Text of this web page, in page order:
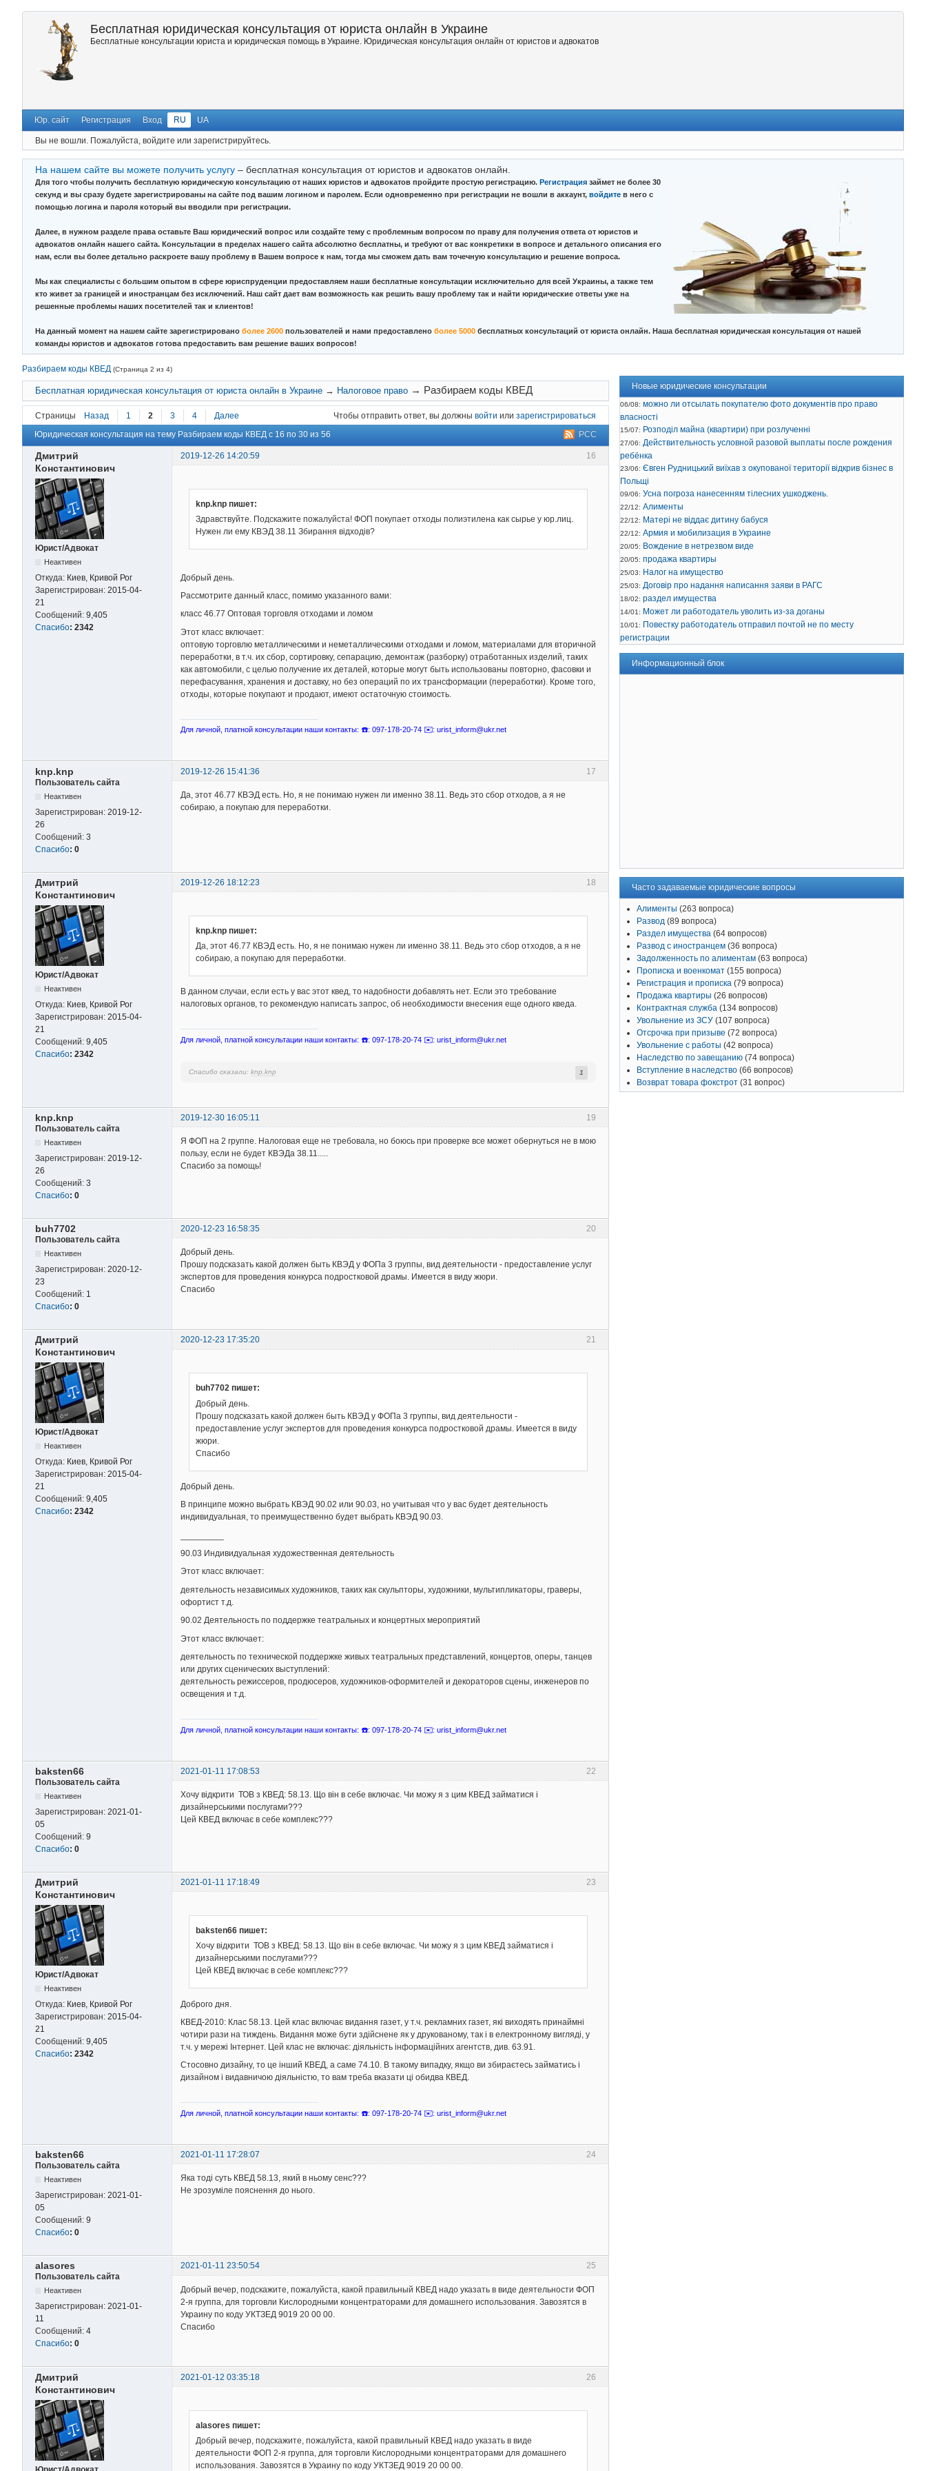
Бесплатная юридическая консультация от юриста онлайн в Украине
Бесплатные консультации юриста и юридическая помощь в Украине. Юридическая консультация онлайн от юристов и адвокатов
Юр. сайт Регистрация Вход RU UA
Вы не вошли. Пожалуйста, войдите или зарегистрируйтесь.
На нашем сайте вы можете получить услугу – бесплатная консультация от юристов и адвокатов онлайн.
Для того чтобы получить бесплатную юридическую консультацию от наших юристов и адвокатов пройдите простую регистрацию. Регистрация займет не более 30
секунд и вы сразу будете зарегистрированы на сайте под вашим логином и паролем. Если одновременно при регистрации не вошли в аккаунт, войдите в него с
помощью логина и пароля который вы вводили при регистрации.
Далее, в нужном разделе права оставьте Ваш юридический вопрос или создайте тему с проблемным вопросом по праву для получения ответа от юристов и
адвокатов онлайн нашего сайта. Консультации в пределах нашего сайта абсолютно бесплатны, и требуют от вас конкретики в вопросе и детального описания его
нам, если вы более детально раскроете вашу проблему в Вашем вопросе к нам, тогда мы сможем дать вам точечную консультацию и решение вопроса.
Мы как специалисты с большим опытом в сфере юриспруденции предоставляем наши бесплатные консультации исключительно для всей Украины, а также тем
кто живет за границей и иностранцам без исключений. Наш сайт дает вам возможность как решить вашу проблему так и найти юридические ответы уже на
решенные проблемы наших посетителей так и клиентов!
На данный момент на нашем сайте зарегистрировано более 2600 пользователей и нами предоставлено более 5000 бесплатных консультаций от юриста онлайн. Наша бесплатная юридическая консультация от нашей
команды юристов и адвокатов готова предоставить вам решение ваших вопросов!
Разбираем коды КВЕД (Страница 2 из 4)
Страницы Назад 1 2 3 4 Далее Чтобы отправить ответ, вы должнывойти илизарегистрироваться
РСС
Юридическая консультация на тему Разбираем коды КВЕД с 16 по 30 из 56
16
Дмитрий
Константинович
2019-12-26 14:20:59
Юрист/Адвокат
Неактивен
Откуда: Киев, Кривой Рог
Зарегистрирован: 2015-04-
21
Сообщений: 9,405
Спасибо: 2342
knp.knp пишет:
Здравствуйте. Подскажите пожалуйста! ФОП покупает отходы полиэтилена как сырье у юр.лиц.
Нужен ли ему КВЭД 38.11 Збирання відходів?
Добрый день.
Рассмотрите данный класс, помимо указанного вами:
класс 46.77 Оптовая торговля отходами и ломом
Этот класс включает:
оптовую торговлю металлическими и неметаллическими отходами и ломом, материалами для вторичной
переработки, в т.ч. их сбор, сортировку, сепарацию, демонтаж (разборку) отработанных изделий, таких
как автомобили, с целью получение их деталей, которые могут быть использованы повторно, фасовки и
перефасування, хранения и доставку, но без операций по их трансформации (переработки). Кроме того,
отходы, которые покупают и продают, имеют остаточную стоимость.
Для личной, платной консультации наши контакты: ☎️: 097-178-20-74 ✉️: urist_inform@ukr.net
17
knp.knp
2019-12-26 15:41:36
Пользователь сайта
Неактивен
Зарегистрирован: 2019-12-
26
Сообщений: 3
Спасибо: 0
Да, этот 46.77 КВЭД есть. Но, я не понимаю нужен ли именно 38.11. Ведь это сбор отходов, а я не
собираю, а покупаю для переработки.
18
Дмитрий
Константинович
2019-12-26 18:12:23
Юрист/Адвокат
Неактивен
Откуда: Киев, Кривой Рог
Зарегистрирован: 2015-04-
21
Сообщений: 9,405
Спасибо: 2342
knp.knp пишет:
Да, этот 46.77 КВЭД есть. Но, я не понимаю нужен ли именно 38.11. Ведь это сбор отходов, а я не
собираю, а покупаю для переработки.
В данном случаи, если есть у вас этот квед, то надобности добавлять нет. Если это требование
налоговых органов, то рекомендую написать запрос, об необходимости внесения еще одного кведа.
Для личной, платной консультации наши контакты: ☎️: 097-178-20-74 ✉️: urist_inform@ukr.net
Спасибо сказали: knp.knp 1
19
knp.knp
2019-12-30 16:05:11
Пользователь сайта
Неактивен
Зарегистрирован: 2019-12-
26
Сообщений: 3
Спасибо: 0
Я ФОП на 2 группе. Налоговая еще не требовала, но боюсь при проверке все может обернуться не в мою
пользу, если не будет КВЭДа 38.11.....
Спасибо за помощь!
20
buh7702
2020-12-23 16:58:35
Пользователь сайта
Неактивен
Зарегистрирован: 2020-12-
23
Сообщений: 1
Спасибо: 0
Добрый день.
Прошу подсказать какой должен быть КВЭД у ФОПа 3 группы, вид деятельности - предоставление услуг
экспертов для проведения конкурса подростковой драмы. Имеется в виду жюри.
Спасибо
21
Дмитрий
Константинович
2020-12-23 17:35:20
Юрист/Адвокат
Неактивен
Откуда: Киев, Кривой Рог
Зарегистрирован: 2015-04-
21
Сообщений: 9,405
Спасибо: 2342
buh7702 пишет:
Добрый день.
Прошу подсказать какой должен быть КВЭД у ФОПа 3 группы, вид деятельности -
предоставление услуг экспертов для проведения конкурса подростковой драмы. Имеется в виду
жюри.
Спасибо
Добрый день.
В принципе можно выбрать КВЭД 90.02 или 90.03, но учитывая что у вас будет деятельность
индивидуальная, то преимущественно будет выбрать КВЭД 90.03.
90.03 Индивидуальная художественная деятельность
Этот класс включает:
деятельность независимых художников, таких как скульпторы, художники, мультипликаторы, граверы,
офортист т.д.
90.02 Деятельность по поддержке театральных и концертных мероприятий
Этот класс включает:
деятельность по технической поддержке живых театральных представлений, концертов, оперы, танцев
или других сценических выступлений:
деятельность режиссеров, продюсеров, художников-оформителей и декораторов сцены, инженеров по
освещения и т.д.
Для личной, платной консультации наши контакты: ☎️: 097-178-20-74 ✉️: urist_inform@ukr.net
22
baksten66
2021-01-11 17:08:53
Пользователь сайта
Неактивен
Зарегистрирован: 2021-01-
05
Сообщений: 9
Спасибо: 0
Хочу відкрити ТОВ з КВЕД: 58.13. Що він в себе включає. Чи можу я з цим КВЕД займатися і
дизайнерськими послугами???
Цей КВЕД включає в себе комплекс???
23
Дмитрий
Константинович
2021-01-11 17:18:49
Юрист/Адвокат
Неактивен
Откуда: Киев, Кривой Рог
Зарегистрирован: 2015-04-
21
Сообщений: 9,405
Спасибо: 2342
baksten66 пишет:
Хочу відкрити ТОВ з КВЕД: 58.13. Що він в себе включає. Чи можу я з цим КВЕД займатися і
дизайнерськими послугами???
Цей КВЕД включає в себе комплекс???
Доброго дня.
КВЕД-2010: Клас 58.13. Цей клас включає видання газет, у т.ч. рекламних газет, які виходять принаймні
чотири рази на тиждень. Видання може бути здійснене як у друкованому, так і в електронному вигляді, у
т.ч. у мережі Інтернет. Цей клас не включає: діяльність інформаційних агентств, див. 63.91.
Стосовно дизайну, то це інший КВЕД, а саме 74.10. В такому випадку, якщо ви збираєтесь займатись і
дизайном і видавничою діяльністю, то вам треба вказати ці обидва КВЕД.
Для личной, платной консультации наши контакты: ☎️: 097-178-20-74 ✉️: urist_inform@ukr.net
24
baksten66
2021-01-11 17:28:07
Пользователь сайта
Неактивен
Зарегистрирован: 2021-01-
05
Сообщений: 9
Спасибо: 0
Яка тоді суть КВЕД 58.13, який в ньому сенс???
Не зрозуміле пояснення до нього.
25
alasores
2021-01-11 23:50:54
Пользователь сайта
Неактивен
Зарегистрирован: 2021-01-
11
Сообщений: 4
Спасибо: 0
Добрый вечер, подскажите, пожалуйста, какой правильный КВЕД надо указать в виде деятельности ФОП
2-я группа, для торговли Кислородными концентраторами для домашнего использования. Завозятся в
Украину по коду УКТЗЕД 9019 20 00 00.
Спасибо
26
Дмитрий
Константинович
2021-01-12 03:35:18
alasores пишет:
Добрый вечер, подскажите, пожалуйста, какой правильный КВЕД надо указать в виде
деятельности ФОП 2-я группа, для торговли Кислородными концентраторами для домашнего
использования. Завозятся в Украину по коду УКТЗЕД 9019 20 00 00.
Бесплатная юридическая консультация от юриста онлайн в Украине → Налоговое право → Разбираем коды КВЕД Новые юридические консультации
06/08: можно ли отсылать покупателю фото документів про право
власності
15/07: Розподіл майна (квартири) при розлученні
27/06:Действительность условной разовой выплаты после рождения
ребёнка
23/06:Євген Рудницький виїхав з окупованої території відкрив бізнес в
Польщі
09/06:Усна погроза нанесенням тілесних ушкоджень.
22/12:Алименты
22/12: Матері не віддає дитину бабуся
22/12:Армия и мобилизация в Украине
20/05: Вождение в нетрезвом виде
20/05: продажа квартиры
25/03: Налог на имущество
25/03:Договір про надання написання заяви в РАГС
18/02: раздел имущества
14/01: Может ли работодатель уволить из-за доганы
10/01: Повестку работодатель отправил почтой не по месту
регистрации
Информационный блок
Часто задаваемые юридические вопросы
Алименты (263 вопроса)
Развод (89 вопроса)
Раздел имущества (64 вопросов)
Развод с иностранцем (36 вопроса)
Задолженность по алиментам (63 вопроса)
Прописка и военкомат (155 вопроса)
Регистрация и прописка (79 вопроса)
Продажа квартиры (26 вопросов)
Контрактная служба (134 вопросов)
Увольнение из ЗСУ (107 вопроса)
Отсрочка при призыве (72 вопроса)
Увольнение с работы (42 вопроса)
Наследство по завещанию (74 вопроса)
Вступление в наследство (66 вопросов)
Возврат товара фокстрот (31 вопрос)